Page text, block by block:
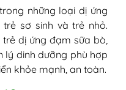
dị ứng đạm sữa bò
trẻ chưa hoàn
và cơ địa dị ứng
với sữa bò hoặc sữa
những loại dị ứng
sơ sinh và trẻ nhỏ.
dị ứng đạm sữa bò,
lý dinh dưỡng phù hợp
khỏe mạnh, an toàn.